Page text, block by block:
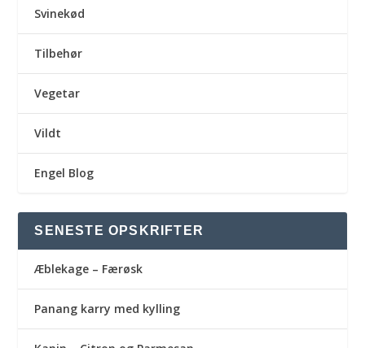
Svinekød
Tilbehør
Vegetar
Vildt
Engel Blog
SENESTE OPSKRIFTER
Æblekage – Færøsk
Panang karry med kylling